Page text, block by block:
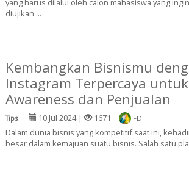
yang harus dilalui oleh calon mahasiswa yang
diujikan ...
Kembangkan Bisnismu
Instagram Terpercaya
Awareness dan Penjualan
Tips 10 Jul 2024 | 1671 FDT
Dalam dunia bisnis yang kompetitif saat ini,
besar dalam kemajuan suatu bisnis. Salah satu